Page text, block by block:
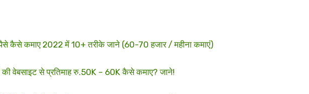
कमाए 2022 में 10+ तरीके जाने (60-70 हजार / महीना कमाएं)
वेबसाइट से प्रतिमाह रु.50K – 60K कैसे कमाए? जाने!